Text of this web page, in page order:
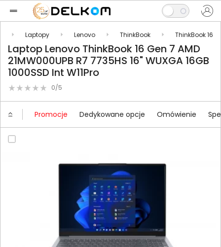
Laptopy Lenovo ThinkBook ThinkBook 16
Laptop Lenovo ThinkBook 16 Gen 7 AMD
21MW000UPB R7 7735HS 16" WUXGA 16GB
1000SSD Int W11Pro
0/5
Promocje Dedykowane opcje Omówienie